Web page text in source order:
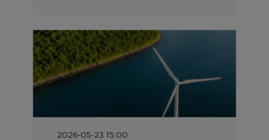
2026-05-23 15:00